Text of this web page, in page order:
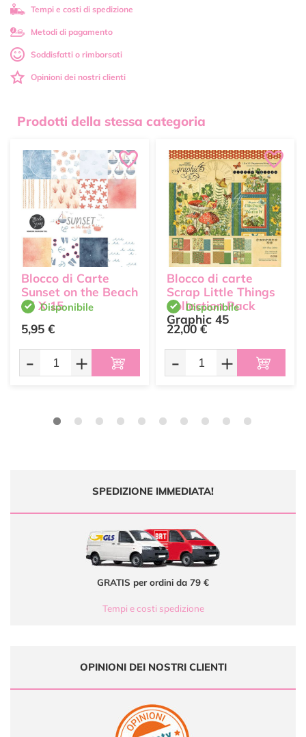
Tempi e costi di spedizione
Metodi di pagamento
Soddisfatti o rimborsati
Opinioni dei nostri clienti
Prodotti della stessa categoria
Blocco di Carte
Sunset on the Beach
15 X 15
Disponibile
5,95 €
- +
Blocco di carte
Scrap Little Things
Collection Pack
Graphic 45
Disponibile
22,00 €
- +
SPEDIZIONE IMMEDIATA!
GRATIS per ordini da 79 €
Tempi e costi spedizione
OPINIONI DEI NOSTRI CLIENTI